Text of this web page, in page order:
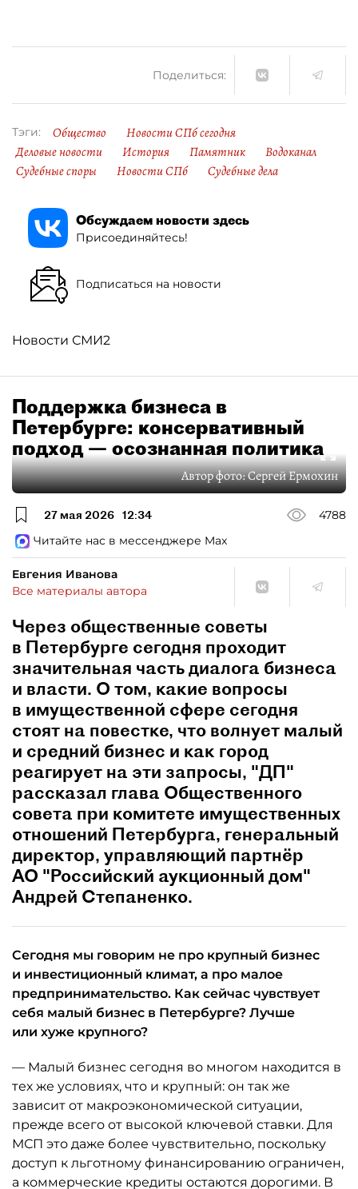
Поделиться:
Тэги: Общество
Новости СПб сегодня
Деловые новости
История Памятник
Водоканал
Судебные споры
Новости СПб Судебные дела
Обсуждаем новости здесь
Присоединяйтесь!
Подписаться на новости
Новости СМИ2
Поддержка бизнеса в
Петербурге: консервативный
подход — осознанная политика
Автор фото:Сергей Ермохин
27 мая 2026 12:34
4788
Читайте нас в мессенджере Max
Евгения Иванова
Все материалы автора
Через общественные советы
в Петербурге сегодня проходит
значительная часть диалога бизнеса
и власти. О том, какие вопросы
в имущественной сфере сегодня
стоят на повестке, что волнует малый
и средний бизнес и как город
реагирует на эти запросы, "ДП"
рассказал глава Общественного
совета при комитете имущественных
отношений Петербурга, генеральный
директор, управляющий партнёр
АО "Российский аукционный дом"
Андрей Степаненко.
Сегодня мы говорим не про крупный бизнес
и инвестиционный климат, а про малое
предпринимательство. Как сейчас чувствует
себя малый бизнес в Петербурге? Лучше
или хуже крупного?
— Малый бизнес сегодня во многом находится в
тех же условиях, что и крупный: он так же
зависит от макроэкономической ситуации,
прежде всего от высокой ключевой ставки. Для
МСП это даже более чувствительно, поскольку
доступ к льготному финансированию ограничен,
а коммерческие кредиты остаются дорогими. В